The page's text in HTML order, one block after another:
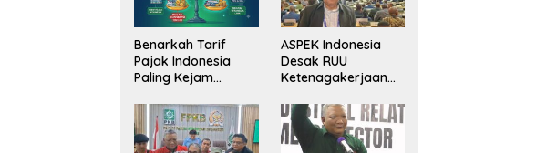
Benarkah Tarif
Pajak Indonesia
Paling Kejam
Lain?
ASPEK Indonesia
Desak RUU
Ketenagakerjaan
Perlindungan
Pekerja dan Jamin
Hak Pesangon